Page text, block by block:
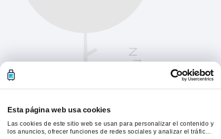
Esta página web usa cookies
Las cookies de este sitio web se usan para personalizar el contenido y
los anuncios, ofrecer funciones de redes sociales y analizar el tráfico.